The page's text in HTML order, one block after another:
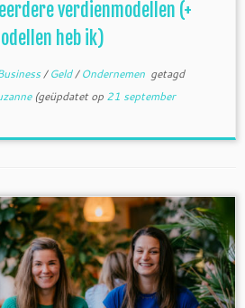
verdienmodellen (+
heb ik)
/Geld/Ondernemen getagd
(geüpdatet op 21 september